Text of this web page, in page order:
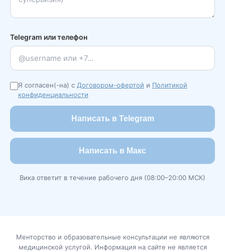
Telegram или телефон
Я согласен(-на) с Договором-офертой и Политикой
конфиденциальности
Написать в Telegram
Написать в Макс
Вика ответит в течение рабочего дня (08:00–20:00 МСК)
Менторство и образовательные консультации не являются
медицинской услугой. Информация на сайте не является